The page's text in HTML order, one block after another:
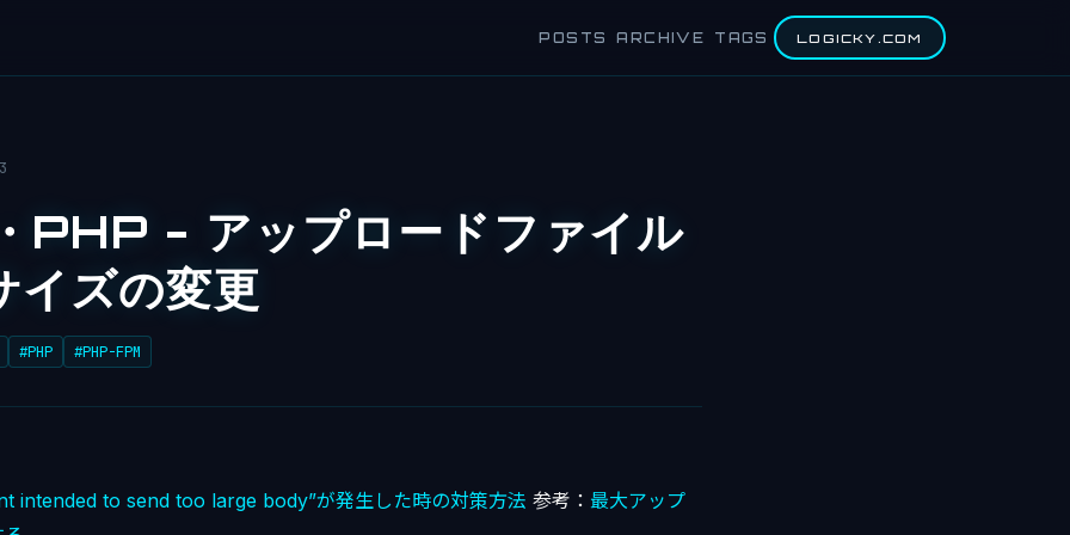
POSTS ARCHIVE TAGS LOGICKY.COM
PHP - アップロードファイル
イズの変更
#PHP #PHP-FPM
intended to send too large body”が発生した時の対策方法 参考： 最大アップ